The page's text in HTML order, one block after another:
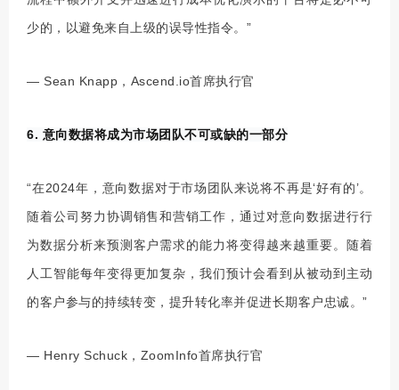
少的，以避免来自上级的误导性指令。”
— Sean Knapp，Ascend.io首席执行官
6. 意向数据将成为市场团队不可或缺的一部分
“在2024年，意向数据对于市场团队来说将不再是‘好有的’。
随着公司努力协调销售和营销工作，通过对意向数据进行行
为数据分析来预测客户需求的能力将变得越来越重要。随着
人工智能每年变得更加复杂，我们预计会看到从被动到主动
的客户参与的持续转变，提升转化率并促进长期客户忠诚。”
— Henry Schuck，ZoomInfo首席执行官